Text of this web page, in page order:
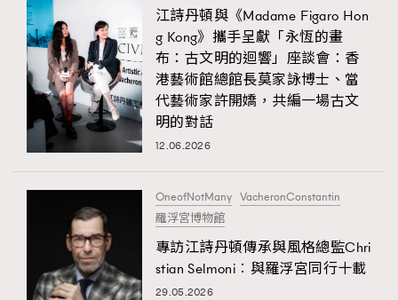
EmpowerF 103
FashionWeek 191
FigaroAesthetic 308
FigaroAstrology 416
FigaroBeauty
FigaroBeautyRitual
FigaroCeleb 547
FigaroCinéma 281
FigaroDigitalCover
FigaroExhibition 12
FigaroExpert
#FigaroExhibition Wyman 揭曉 Figaro Exhibition
第二站！
江詩丹頓與《Madame Figaro Hon
g Kong》攜手呈獻「永恆的畫
布：古文明的迴響」座談會：香
港藝術館總館長莫家詠博士、當
代藝術家許開嬌，共編一場古文
明的對話
12.06.2026
OneofNotMany VacheronConstantin
羅浮宮博物館
專訪江詩丹頓傳承與風格總監Chri
stian Selmoni︰與羅浮宮同行十載
29.05.2026